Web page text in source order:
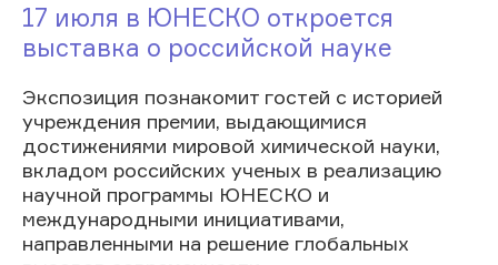
17 июля в ЮНЕСКО откроется
выставка о российской науке
Экспозиция познакомит гостей с историей
учреждения премии, выдающимися
достижениями мировой химической науки,
вкладом российских ученых в реализацию
научной программы ЮНЕСКО и
международными инициативами,
направленными на решение глобальных